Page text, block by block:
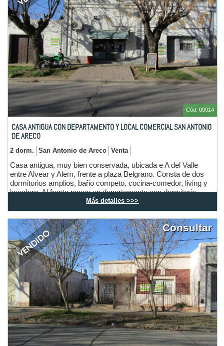
Cód: 00014
CASA ANTIGUA CON DEPARTAMENTO Y LOCAL COMERCIAL SAN ANTONIO
DE ARECO
2 dorm. San Antonio de Areco Venta
Casa antigua, muy bien conservada, ubicada e A del Valle
entre Alvear y Alem, frente a plaza Belgrano. Consta de dos
dormitorios amplios, baño competo, cocina-comedor, living y
lavadero. Al frente posee un departamento con dormitorio,
cocina, baño y comedor, también un local comercial con su
respectivo baño (aproximadamente 200 m2 construidos), tiene
acceso al fondo desde la calle con mucho terreno libre.
Más detalles >>>
Consultar